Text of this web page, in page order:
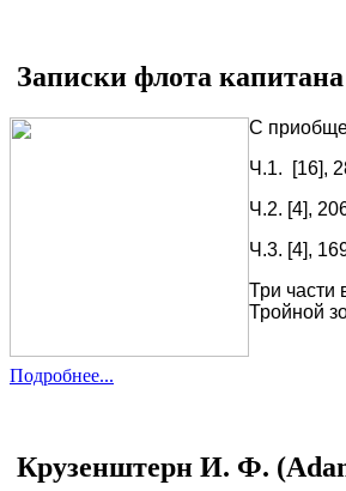
Записки флота
С
Ч.1. [16],
Ч.2. [4],
Ч.3. [4],
Три части
Тройной
Подробнее...
Крузенштерн И. Ф.